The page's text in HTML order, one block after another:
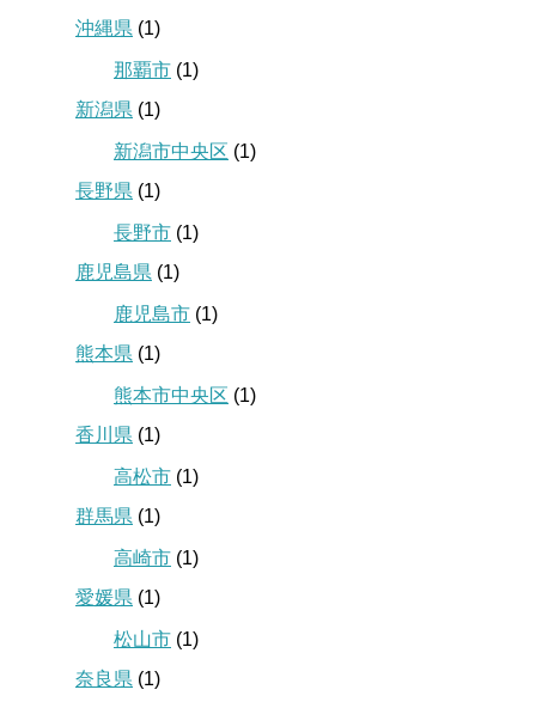
沖縄県 (1)
那覇市 (1)
新潟県 (1)
新潟市中央区 (1)
長野県 (1)
長野市 (1)
鹿児島県 (1)
鹿児島市 (1)
熊本県 (1)
熊本市中央区 (1)
香川県 (1)
高松市 (1)
群馬県 (1)
高崎市 (1)
愛媛県 (1)
松山市 (1)
奈良県 (1)